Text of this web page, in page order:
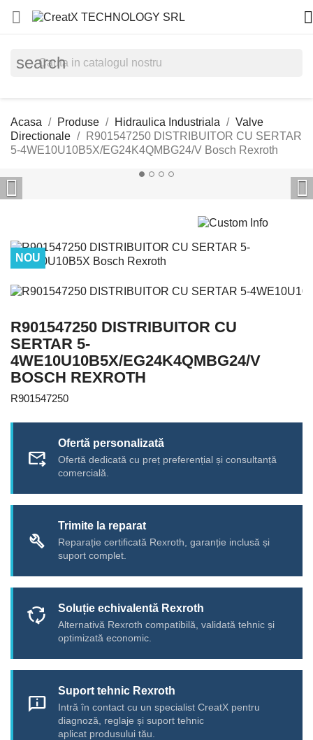
 
search
Acasa Produse Hidraulica Industriala
Valve
Directionale
R901547250 DISTRIBUITOR CU SERTAR
5-4WE10U10B5X/EG24K4QMBG24/V Bosch Rexroth
 
NOU
R901547250 DISTRIBUITOR CU
SERTAR 5-
4WE10U10B5X/EG24K4QMBG24/V
BOSCH REXROTH
R901547250
forward_to_inbox
Ofertă personalizată
Ofertă dedicată cu preț preferențial și consultanță
comercială.
build
Trimite la reparat
Reparație certificată Rexroth, garanție inclusă și
suport complet.
cycle Soluție echivalentă Rexroth
Alternativă Rexroth compatibilă, validată tehnic și
optimizată economic.
chat_info
Suport tehnic Rexroth
Intră în contact cu un specialist CreatX pentru
diagnoză, reglaje și suport tehnic
aplicat produsului tău.